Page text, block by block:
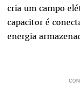
cria um campo
capacitor é
energia